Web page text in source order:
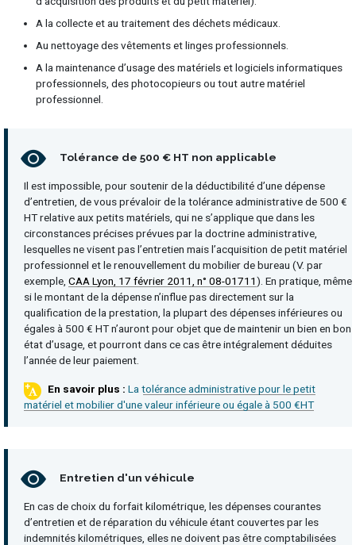
A la collecte et au traitement des déchets médicaux.
Au nettoyage des vêtements et linges professionnels.
A la maintenance d’usage des matériels et logiciels informatiques
professionnels, des photocopieurs ou tout autre matériel
professionnel.
Tolérance de 500 € HT non applicable
Il est impossible, pour soutenir de la déductibilité d’une dépense
d’entretien, de vous prévaloir de la tolérance administrative de 500 €
HT relative aux petits matériels, qui ne s’applique que dans les
circonstances précises prévues par la doctrine administrative,
lesquelles ne visent pas l’entretien mais l’acquisition de petit matériel
professionnel et le renouvellement du mobilier de bureau (V. par
exemple, CAA Lyon, 17 février 2011, n° 08-01711). En pratique, même
si le montant de la dépense n’influe pas directement sur la
qualification de la prestation, la plupart des dépenses inférieures ou
égales à 500 € HT n’auront pour objet que de maintenir un bien en bon
état d’usage, et pourront dans ce cas être intégralement déduites
l’année de leur paiement.
La tolérance administrative pour le petit
matériel et mobilier d'une valeur inférieure ou égale à 500 €HT
Entretien d'un véhicule
En cas de choix du forfait kilométrique, les dépenses courantes
d’entretien et de réparation du véhicule étant couvertes par les
indemnités kilométriques, elles ne doivent pas être comptabilisées